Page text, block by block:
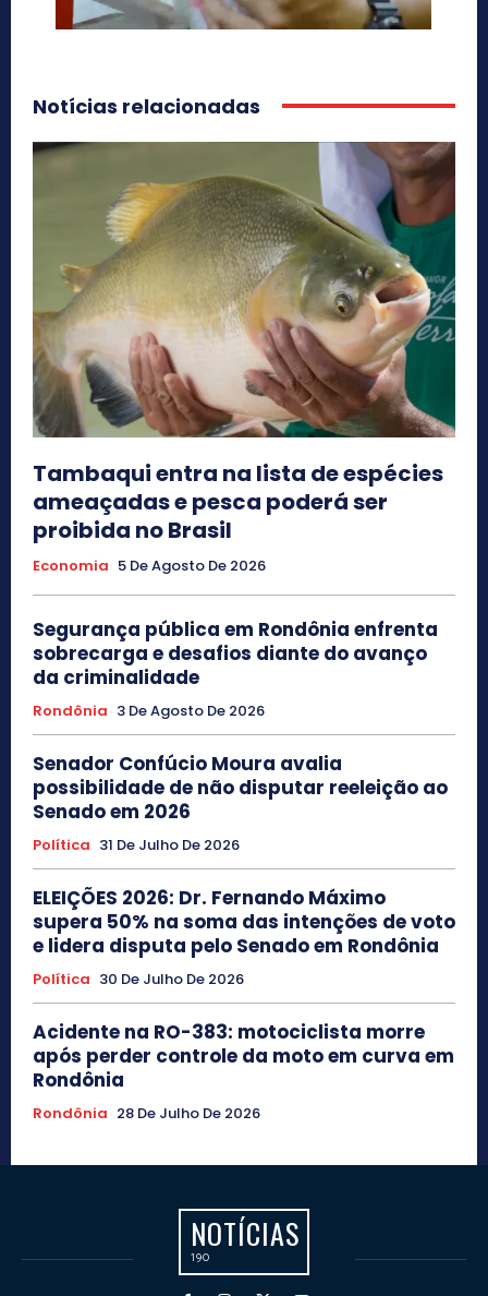
Notícias relacionadas
Tambaqui entra na lista de espécies
ameaçadas e pesca poderá ser
proibida no Brasil
Economia 5 De Agosto De 2026
Segurança pública em Rondônia enfrenta
sobrecarga e desafios diante do avanço
da criminalidade
Rondônia 3 De Agosto De 2026
Senador Confúcio Moura avalia
possibilidade de não disputar reeleição ao
Senado em 2026
Política 31 De Julho De 2026
ELEIÇÕES 2026: Dr. Fernando Máximo
supera 50% na soma das intenções de voto
e lidera disputa pelo Senado em Rondônia
Política 30 De Julho De 2026
Acidente na RO-383: motociclista morre
após perder controle da moto em curva em
Rondônia
Rondônia 28 De Julho De 2026
NOTÍCIAS
190